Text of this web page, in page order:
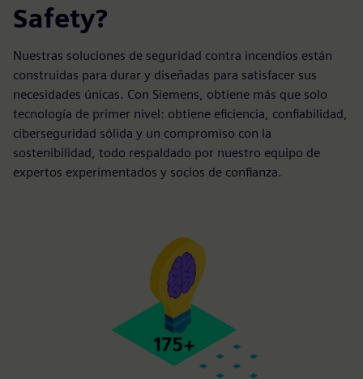
Safety?
Nuestras soluciones de seguridad contra incendios están
construidas para durar y diseñadas para satisfacer sus
necesidades únicas. Con Siemens, obtiene más que solo
tecnología de primer nivel: obtiene eficiencia, confiabilidad,
ciberseguridad sólida y un compromiso con la
sostenibilidad, todo respaldado por nuestro equipo de
expertos experimentados y socios de confianza.